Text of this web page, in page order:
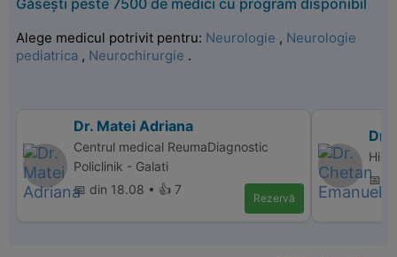
Găsești peste 7500 de medici cu program disponibil
Alege medicul potrivit pentru: Neurologie , Neurologie
pediatrica , Neurochirurgie .
Dr. Matei Adriana
Centrul medical ReumaDiagnostic
Policlinik - Galati
📅 din 18.08 • 👍 7
Rezervă
Dr.
📅